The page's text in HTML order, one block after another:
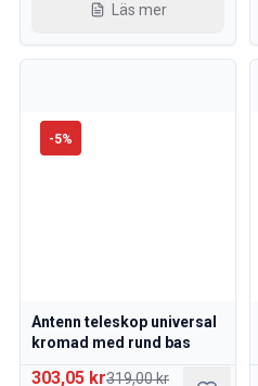
Läs mer
-5%
Antenn teleskop universal
kromad med rund bas
303,05 kr319,00 kr